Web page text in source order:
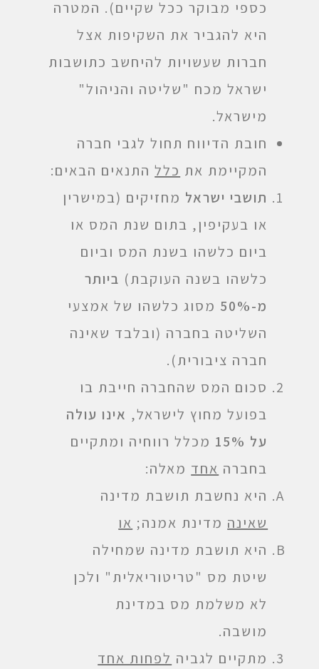
כספי מבוקר ככל שקיים). המטרה
היא להגביר את השקיפות אצל
חברות שעשויות להיחשב כתושבות
ישראל מכח "שליטה והניהול"
מישראל.
חובת הדיווח תחול לגבי חברה
המקיימת את כללהתנאים הבאים:
תושבי ישראל מחזיקים (במישרין
או בעקיפין, בתום שנת המס או
ביום כלשהו בשנת המס וביום
כלשהו בשנה העוקבת) ביותר
מ-50%
מסוג כלשהו של אמצעי
השליטה בחברה (ובלבד שאינה
חברה ציבורית).
סכום המס שהחברה חייבת בו
בפועל מחוץ לישראל, אינו עולה
על 15%
מכלל רווחיה ומתקיים
בחברה אחד מאלה:
היא נחשבת תושבת מדינה
שאינה מדינת אמנה; או
היא תושבת מדינה שמחילה
שיטת מס "טריטוריאלית" ולכן
לא משלמת מס במדינת
מושבה.
מתקיים לגביה לפחות אחד